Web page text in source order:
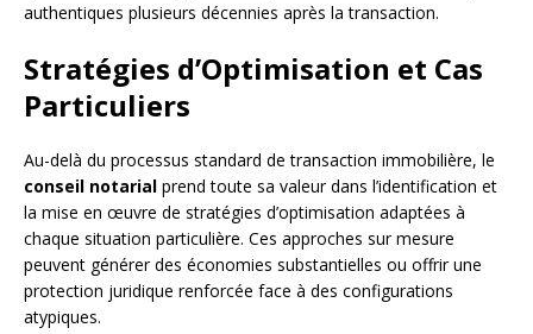
authentiques plusieurs décennies après la transaction.
Stratégies d’Optimisation et Cas
Particuliers
Au-delà du processus standard de transaction immobilière, le
conseil notarial prend toute sa valeur dans l’identification et
la mise en œuvre de stratégies d’optimisation adaptées à
chaque situation particulière. Ces approches sur mesure
peuvent générer des économies substantielles ou offrir une
protection juridique renforcée face à des configurations
atypiques.